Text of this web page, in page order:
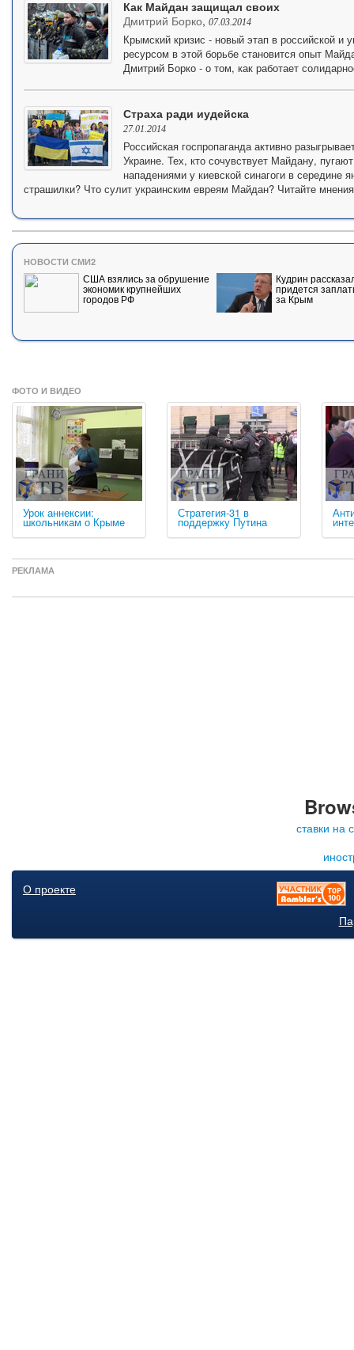
Как Майдан защищал своих
Дмитрий Борко, 07.03.2014
Крымский кризис - новый этап в российской и
ресурсом в этой борьбе становится опыт
Дмитрий Борко - о том, как работает
Страха ради иудейска
27.01.2014
Российская госпропаганда активно
Украине. Тех, кто сочувствует Майдану,
нападениями у киевской синагоги в середине
страшилки? Что сулит украинским евреям Майдан? Читайте
НОВОСТИ СМИ2
США взялись за обрушение
экономик крупнейших
городов РФ
Кудрин
придется
за Крым
ФОТО И ВИДЕО
Урок аннексии:
школьникам о Крыме
Стратегия-31 в
поддержку Путина
РЕКЛАМА
ставки на
О проекте